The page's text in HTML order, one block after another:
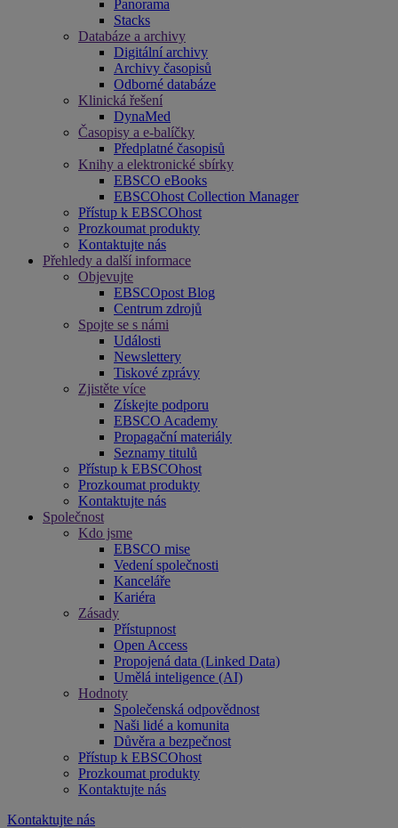
Panorama
Stacks
Databáze a archivy
Digitální archivy
Archivy časopisů
Odborné databáze
Klinická řešení
DynaMed
Časopisy a e-balíčky
Předplatné časopisů
Knihy a elektronické sbírky
EBSCO eBooks
EBSCOhost Collection Manager
Přístup k EBSCOhost
Prozkoumat produkty
Kontaktujte nás
Přehledy a další informace
Objevujte
EBSCOpost Blog
Centrum zdrojů
Spojte se s námi
Události
Newslettery
Tiskové zprávy
Zjistěte více
Získejte podporu
EBSCO Academy
Propagační materiály
Seznamy titulů
Přístup k EBSCOhost
Prozkoumat produkty
Kontaktujte nás
Společnost
Kdo jsme
EBSCO mise
Vedení společnosti
Kanceláře
Kariéra
Zásady
Přístupnost
Open Access
Propojená data (Linked Data)
Umělá inteligence (AI)
Hodnoty
Společenská odpovědnost
Naši lidé a komunita
Důvěra a bezpečnost
Přístup k EBSCOhost
Prozkoumat produkty
Kontaktujte nás
Kontaktujte nás